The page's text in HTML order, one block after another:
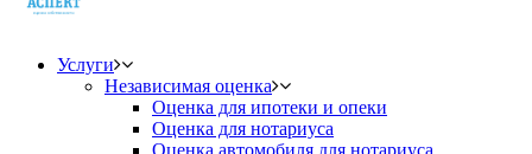
Услуги
Независимая оценка
Оценка для ипотеки и опеки
Оценка для нотариуса